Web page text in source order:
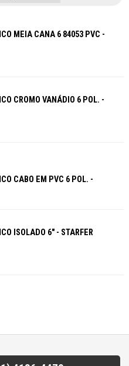
MEIA CANA 6 84053 PVC -
CROMO VANÁDIO 6 POL. -
CABO EM PVC 6 POL. -
ISOLADO 6" - STARFER